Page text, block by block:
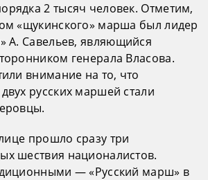
2 тысяч человек. Отметим,
«щукинского» марша был лидер
А. Савельев, являющийся
генерала Власова.
внимание на то, что
русских маршей стали
прошло сразу три
шествия националистов.
— «Русский марш» в